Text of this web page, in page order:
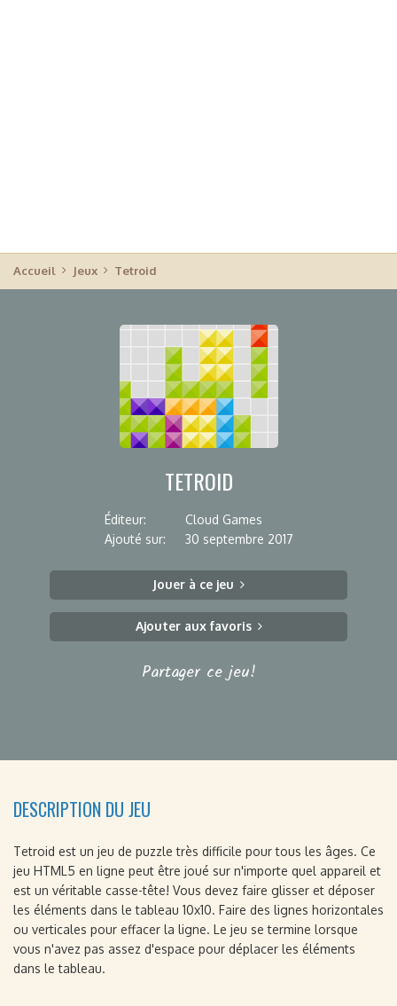
Accueil Jeux Tetroid
TETROID
Éditeur:
Cloud Games
Ajouté sur:
30 septembre 2017
Jouer à ce jeu
Ajouter aux favoris
Partager ce jeu!
DESCRIPTION DU JEU
Tetroid est un jeu de puzzle très difficile pour tous les âges. Ce
jeu HTML5 en ligne peut être joué sur n'importe quel appareil et
est un véritable casse-tête! Vous devez faire glisser et déposer
les éléments dans le tableau 10x10. Faire des lignes horizontales
ou verticales pour effacer la ligne. Le jeu se termine lorsque
vous n'avez pas assez d'espace pour déplacer les éléments
dans le tableau.